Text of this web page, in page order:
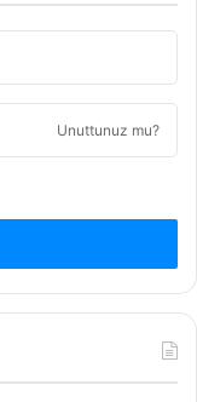
Unuttunuz mu?